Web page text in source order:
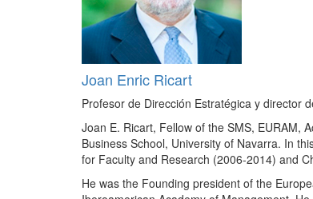
Joan Enric Ricart
Profesor de Dirección Estratégica y director
Joan E. Ricart, Fellow of the SMS, EURAM,
Business School, University of Navarra. In
for Faculty and Research (2006-2014) and
He was the Founding president of the